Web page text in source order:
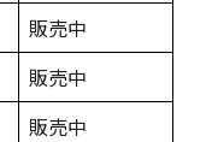
販売中
販売中
販売中